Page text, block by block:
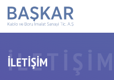
İLETIŞIM
İLETIŞIM